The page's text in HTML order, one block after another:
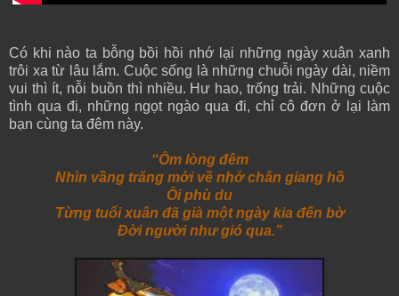
Có khi nào ta bỗng bồi hồi nhớ lại những ngày xuân xanh
trôi xa từ lâu lắm. Cuộc sống là những chuỗi ngày dài, niềm
vui thì ít, nỗi buồn thì nhiều. Hư hao, trống trải. Những cuộc
tình qua đi, những ngọt ngào qua đi, chỉ cô đơn ở lại làm
bạn cùng ta đêm này.
“Ôm lòng đêm
Nhìn vầng trăng mới về nhớ chân giang hồ
Ôi phù du
Từng tuổi xuân đã già một ngày kia đến bờ
Đời người như gió qua.”